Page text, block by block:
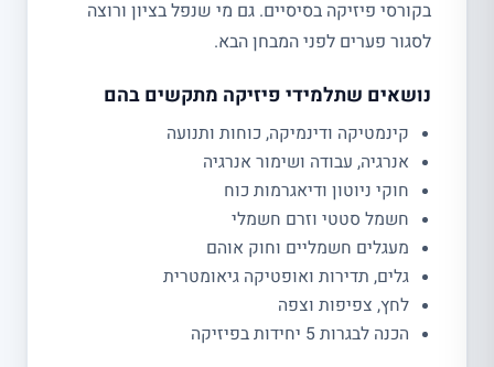
בקורסי פיזיקה בסיסיים. גם מי שנפל בציון ורוצה
לסגור פערים לפני המבחן הבא.
נושאים שתלמידי פיזיקה מתקשים בהם
קינמטיקה ודינמיקה, כוחות ותנועה
אנרגיה, עבודה ושימור אנרגיה
חוקי ניוטון ודיאגרמות כוח
חשמל סטטי וזרם חשמלי
מעגלים חשמליים וחוק אוהם
גלים, תדירות ואופטיקה גיאומטרית
לחץ, צפיפות וצפה
הכנה לבגרות 5 יחידות בפיזיקה